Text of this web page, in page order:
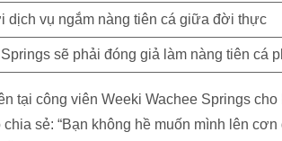
sẽ phải đóng giả làm nàng tiên cá
tại công viên Weeki Wachee Springs cho
sẻ: “Bạn không hề muốn mình lên